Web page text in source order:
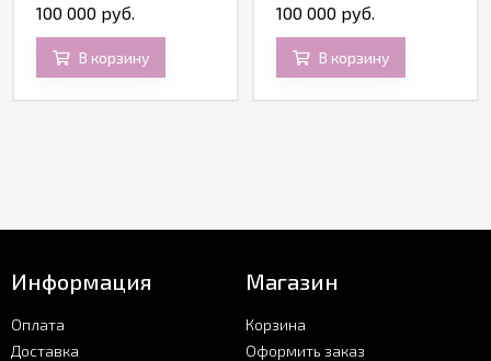
100 000 руб.
В корзину
100 000 руб.
В корзину
Информация
Оплата
Доставка
Магазин
Корзина
Оформить заказ